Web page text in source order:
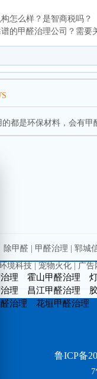
怎么样？是智商税吗？
的甲醛治理公司？需要
都是环保材料，会有甲
除甲醛 甲醛治理 郓城
境科技 宠物火化 广告
治理 霍山甲醛治理
理 昌江甲醛治理
醛治理 花垣甲醛治理
鲁ICP备